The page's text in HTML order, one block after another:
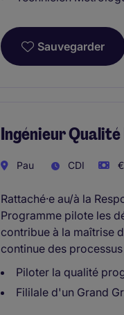
Sauvegarder
Ingénieur
Pau CDI
Rattaché·e au/à la
Programme pilote les
contribue à la maîtrise
continue des
Piloter la qualité
Fililale d'un Grand